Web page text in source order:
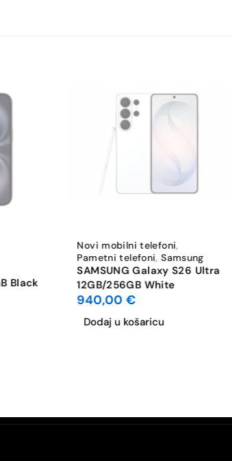
Black
Novi mobilni telefoni,
Pametni telefoni,Samsung
SAMSUNG Galaxy S26 Ultra
12GB/256GB White
940,00€
Dodaj u košaricu